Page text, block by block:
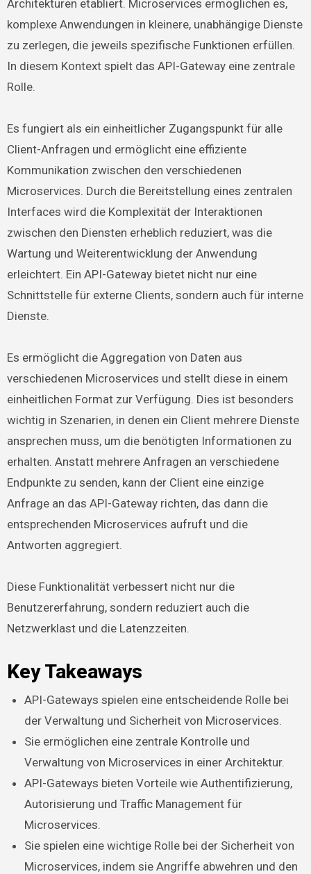
Architekturen etabliert. Microservices ermöglichen es,
komplexe Anwendungen in kleinere, unabhängige Dienste
zu zerlegen, die jeweils spezifische Funktionen erfüllen.
In diesem Kontext spielt das API-Gateway eine zentrale
Rolle.
Es fungiert als ein einheitlicher Zugangspunkt für alle
Client-Anfragen und ermöglicht eine effiziente
Kommunikation zwischen den verschiedenen
Microservices. Durch die Bereitstellung eines zentralen
Interfaces wird die Komplexität der Interaktionen
zwischen den Diensten erheblich reduziert, was die
Wartung und Weiterentwicklung der Anwendung
erleichtert. Ein API-Gateway bietet nicht nur eine
Schnittstelle für externe Clients, sondern auch für interne
Dienste.
Es ermöglicht die Aggregation von Daten aus
verschiedenen Microservices und stellt diese in einem
einheitlichen Format zur Verfügung. Dies ist besonders
wichtig in Szenarien, in denen ein Client mehrere Dienste
ansprechen muss, um die benötigten Informationen zu
erhalten. Anstatt mehrere Anfragen an verschiedene
Endpunkte zu senden, kann der Client eine einzige
Anfrage an das API-Gateway richten, das dann die
entsprechenden Microservices aufruft und die
Antworten aggregiert.
Diese Funktionalität verbessert nicht nur die
Benutzererfahrung, sondern reduziert auch die
Netzwerklast und die Latenzzeiten.
Key Takeaways
API-Gateways spielen eine entscheidende Rolle bei
der Verwaltung und Sicherheit von Microservices.
Sie ermöglichen eine zentrale Kontrolle und
Verwaltung von Microservices in einer Architektur.
API-Gateways bieten Vorteile wie Authentifizierung,
Autorisierung und Traffic Management für
Microservices.
Sie spielen eine wichtige Rolle bei der Sicherheit von
Microservices, indem sie Angriffe abwehren und den